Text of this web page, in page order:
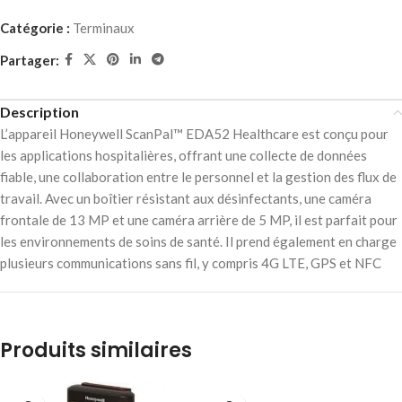
Catégorie : Terminaux
Partager:
Description
L’appareil Honeywell ScanPal™ EDA52 Healthcare est conçu pour
les applications hospitalières, offrant une collecte de données
fiable, une collaboration entre le personnel et la gestion des flux de
travail. Avec un boîtier résistant aux désinfectants, une caméra
frontale de 13 MP et une caméra arrière de 5 MP, il est parfait pour
les environnements de soins de santé. Il prend également en charge
plusieurs communications sans fil, y compris 4G LTE, GPS et NFC
Produits similaires